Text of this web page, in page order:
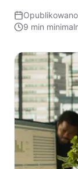
Opublikowano
9 min